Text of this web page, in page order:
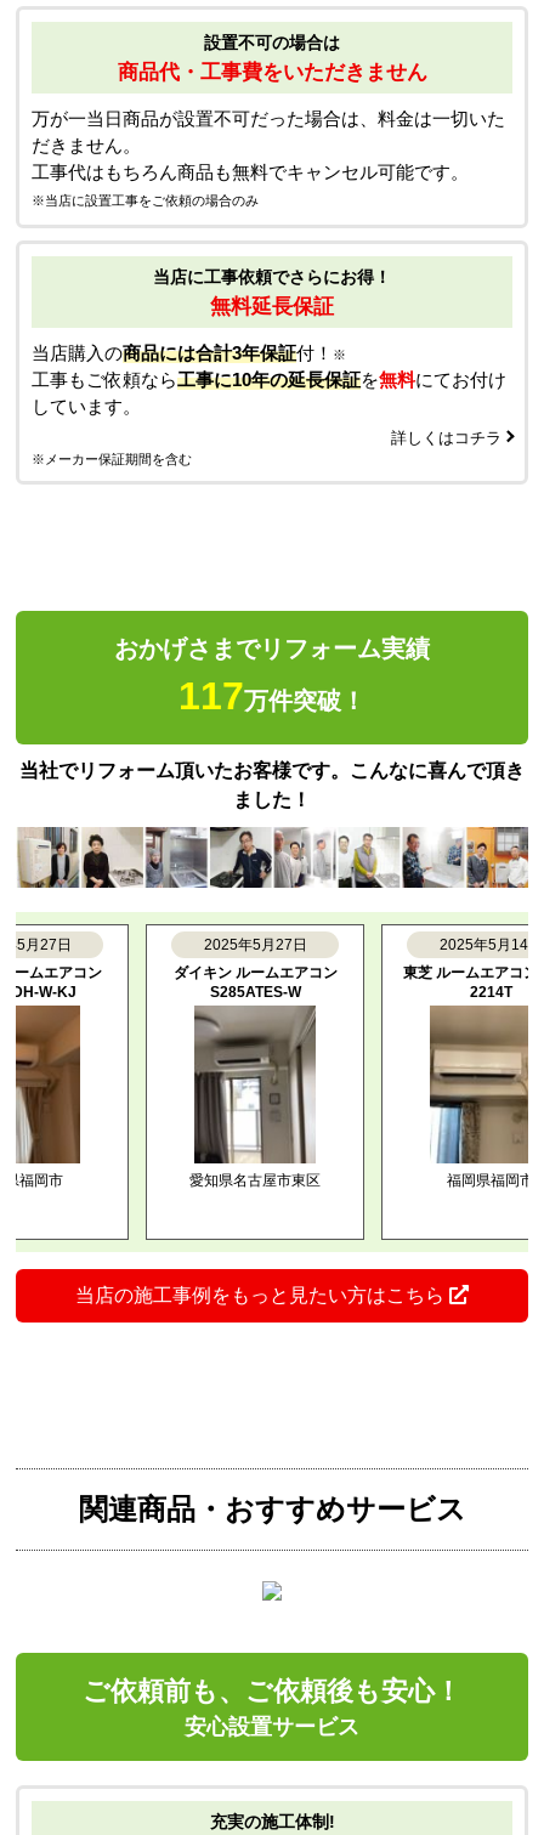
設置不可の場合は
商品代・工事費をいただきません
万が一当日商品が設置不可だった場合は、料金は一切いた
だきません。
工事代はもちろん商品も無料でキャンセル可能です。
※当店に設置工事をご依頼の場合のみ
当店に工事依頼でさらにお得！
無料延長保証
当店購入の商品には合計3年保証付！ ※
工事もご依頼なら工事に10年の延長保証を無料にてお付け
しています。
詳しくはコチラ
※メーカー保証期間を含む
おかげさまでリフォーム実績
117万件突破！
当社でリフォーム頂いたお客様です。こんなに喜んで頂き
ました！
日
エアコン
KJ
市
2025年5月27日
ダイキン ルームエアコン
S285ATES-W
愛知県名古屋市東区
2025年5月14日
東芝 ルームエアコン RAS-
2214T
福岡県福岡市
当店の施工事例をもっと見たい方はこちら
関連商品・おすすめサービス
ご依頼前も、ご依頼後も安心！
安心設置サービス
充実の施工体制!